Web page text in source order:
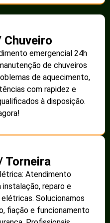
Chuveiro
emergencial 24h
de chuveiros
de aquecimento,
com rapidez e
à disposição.
Torneira
Atendimento
instalação, reparo e
Solucionamos
fiação e funcionamento